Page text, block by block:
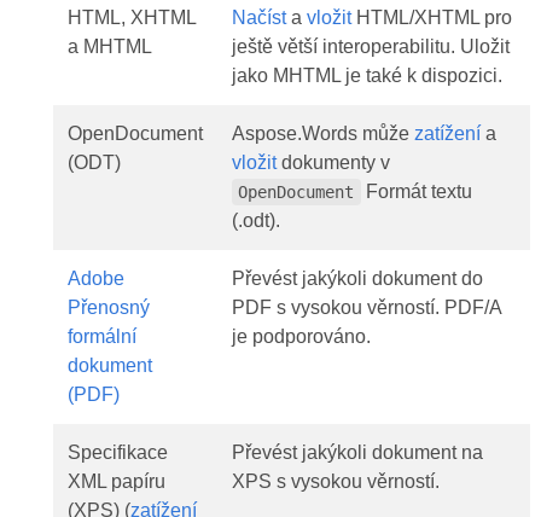
HTML, XHTML
a MHTML
Načísta vložitHTML/XHTML pro
ještě větší interoperabilitu. Uložit
jako MHTML je také k dispozici.
OpenDocument
(ODT)
Aspose.Words může zatíženía
vložitdokumenty v
OpenDocument
Formát textu
(.odt).
Adobe
Přenosný
formální
dokument
(PDF)
Převést jakýkoli dokument do
PDF s vysokou věrností. PDF/A
je podporováno.
Specifikace
XML papíru
(XPS) (zatížení
Převést jakýkoli dokument na
XPS s vysokou věrností.